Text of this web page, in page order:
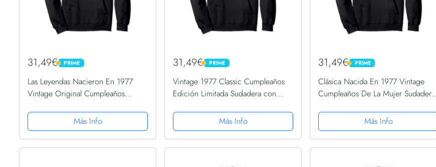
31,49€ PRIME
PRIME
Las Leyendas Nacieron En 1977
Vintage Original Cumpleaños
Más Info
31,49€ PRIME
PRIME
Vintage 1977 Classic Cumpleaños
Edición Limitada Sudadera con
Más Info
31,49€ PRIME
PRIME
Clásica Nacida En 1977 Vintage
Cumpleaños De La Mujer Sudadera
Más Info